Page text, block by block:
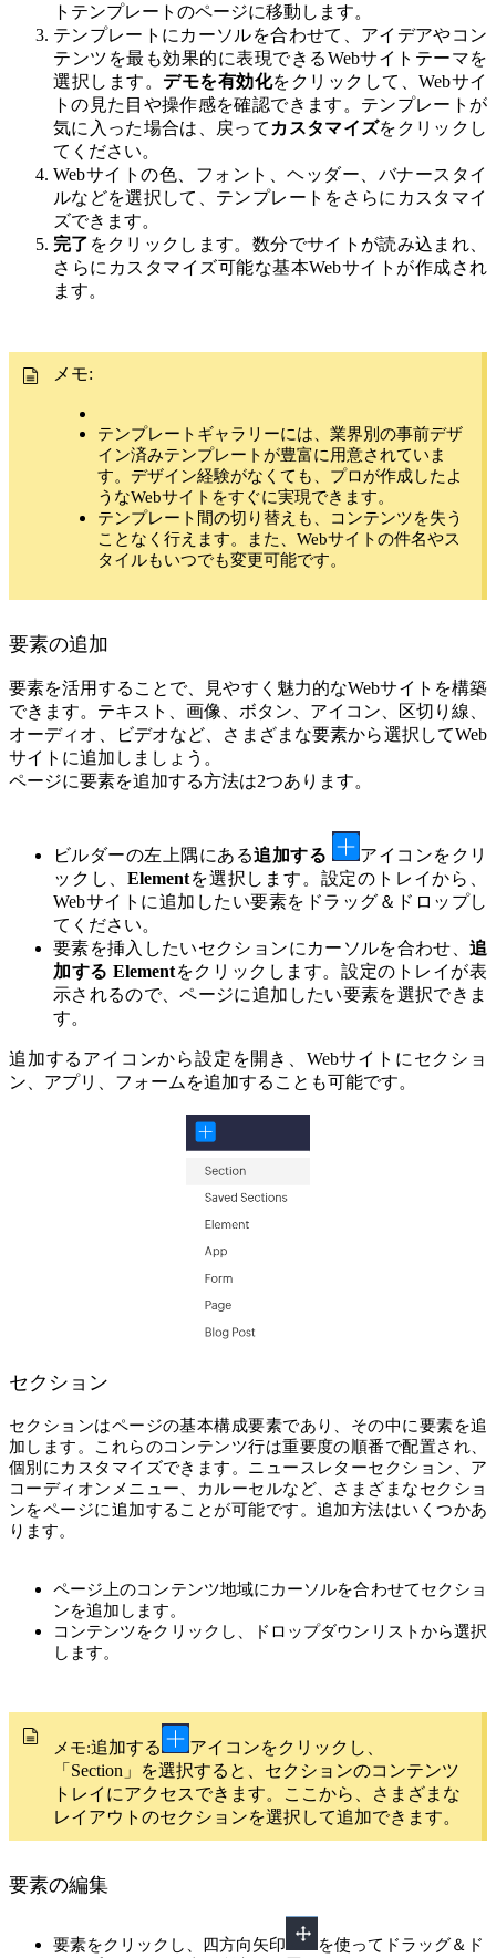
トテンプレートのページに移動します。
テンプレートにカーソルを合わせて、アイデアやコン
テンツを最も効果的に表現できるWebサイトテーマを
選択します。 デモを有効化をクリックして、Webサイ
トの見た目や操作感を確認できます。テンプレートが
気に入った場合は、戻って カスタマイズをクリックし
てください。
Webサイトの色、フォント、ヘッダー、バナースタイ
ルなどを選択して、テンプレートをさらにカスタマイ
ズできます。
完了 をクリックします。数分でサイトが読み込まれ、
さらにカスタマイズ可能な基本Webサイトが作成され
ます。
メモ:
テンプレートギャラリーには、業界別の事前デザ
イン済みテンプレートが豊富に用意されていま
す。デザイン経験がなくても、プロが作成したよ
うなWebサイトをすぐに実現できます。
テンプレート間の切り替えも、コンテンツを失う
ことなく行えます。また、Webサイトの件名やス
タイルもいつでも変更可能です。
要素の追加
要素を活用することで、見やすく魅力的なWebサイトを構築
できます。テキスト、画像、ボタン、アイコン、区切り線、
オーディオ、ビデオなど、さまざまな要素から選択してWeb
サイトに追加しましょう。
ページに要素を追加する方法は2つあります。
ビルダーの左上隅にある追加する
アイコンをクリ
ックし、Elementを選択します。設定のトレイから、
Webサイトに追加したい要素をドラッグ＆ドロップし
てください。
要素を挿入したいセクションにカーソルを合わせ、 追
加する Elementをクリックします。設定のトレイが表
示されるので、ページに追加したい要素を選択できま
す。
追加するアイコンから設定を開き、Webサイトにセクショ
ン、アプリ、フォームを追加することも可能です。
セクション
セクションはページの基本構成要素であり、その中に要素を追
加します。これらのコンテンツ行は重要度の順番で配置され、
個別にカスタマイズできます。ニュースレターセクション、ア
コーディオンメニュー、カルーセルなど、さまざまなセクショ
ンをページに追加することが可能です。追加方法はいくつかあ
ります。
ページ上のコンテンツ地域にカーソルを合わせてセクショ
ンを追加します。
コンテンツをクリックし、ドロップダウンリストから選択
します。
メモ:追加する
アイコンをクリックし、
「Section」を選択すると、セクションのコンテンツ
トレイにアクセスできます。ここから、さまざまな
レイアウトのセクションを選択して追加できます。
要素の編集
要素をクリックし、四方向矢印
を使ってドラッグ＆ド